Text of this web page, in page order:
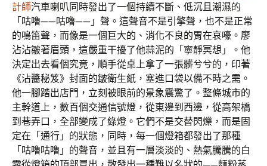
計師汽車喇叭同時發出了一個持續不斷、低沉且潮濕的
「咕嚕——咕嚕——」聲。這聲音不是引擎聲，也不是正常
的鳴笛聲，而像是一個巨大的、消化不良的胃在哀嚎。廖
沾沾皺著眉頭，這嚴重干擾了他蒜泥的「寧靜冥想」。他
決定出去看個究竟，順手從桌上拿了一張髒兮兮的，印著
《沾醬秘笈》封面的皺衛生紙，塞進口袋以備不時之需。
他一腳踏出店門，立刻被眼前的景象震驚了。整條城市的
主幹道上，數百個交通信號燈，從東邊到西邊，從高架橋
到巷弄口，全部變成了綠燈。它們不是交替閃爍，而是固
定在「通行」的狀態，同時，每一個燈箱都發出了那種
「咕嚕咕嚕」的聲音，並且有一層淡淡的、熱氣騰騰的白